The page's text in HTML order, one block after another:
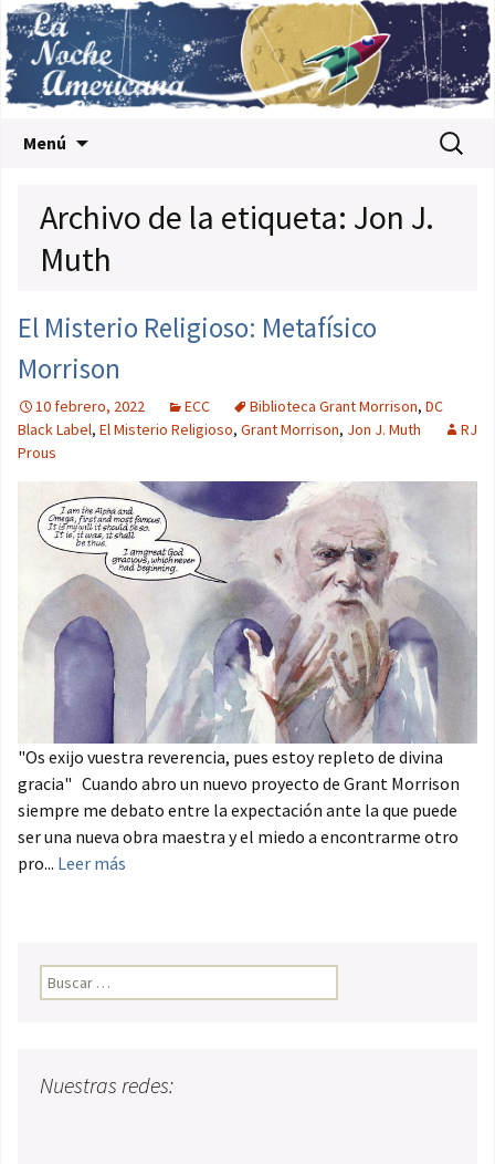
Menú Buscar:
Archivo de la etiqueta: Jon J.
Muth
El Misterio Religioso: Metafísico
Morrison
10 febrero, 2022 ECC Biblioteca Grant Morrison, DC
Black Label, El Misterio Religioso, Grant Morrison, Jon J. Muth
RJ
Prous
"Os exijo vuestra reverencia, pues estoy repleto de divina
gracia" Cuando abro un nuevo proyecto de Grant Morrison
siempre me debato entre la expectación ante la que puede
ser una nueva obra maestra y el miedo a encontrarme otro
pro... Leer más
Buscar:
Nuestras redes: